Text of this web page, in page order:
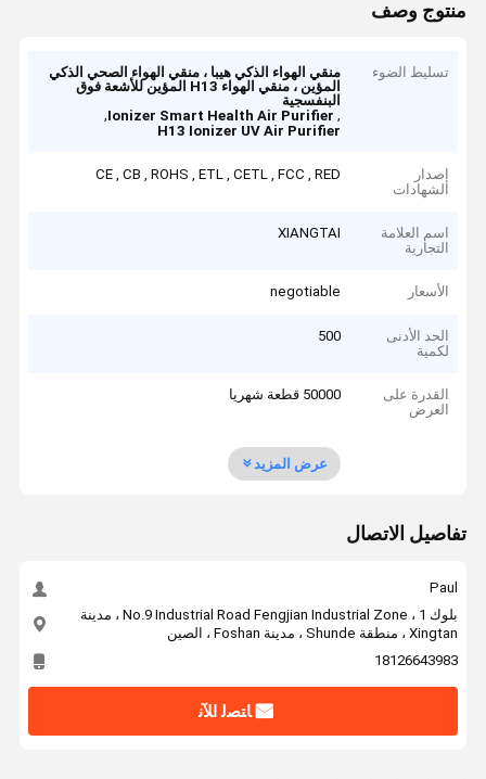
منتوج وصف
تسليط الضوء
منقي الهواء الذكي هيبا ، منقي الهواء الصحي الذكي
المؤين ، منقي الهواء H13 المؤين للأشعة فوق
البنفسجية
,
Ionizer Smart Health Air Purifier
,
H13 Ionizer UV Air Purifier
إصدار
الشهادات
CE , CB , ROHS , ETL , CETL , FCC , RED
اسم العلامة
التجارية
XIANGTAI
الأسعار negotiable
الحد الأدنى
لكمية
500
القدرة على
العرض
50000 قطعة شهريا
عرض المزيد
تفاصيل الاتصال
Paul
بلوك 1 ، No.9 Industrial Road Fengjian Industrial Zone ، مدينة
Xingtan ، منطقة Shunde ، مدينة Foshan ، الصين
18126643983
ﺎﺘﺼﻟ ﺍﻶﻧ